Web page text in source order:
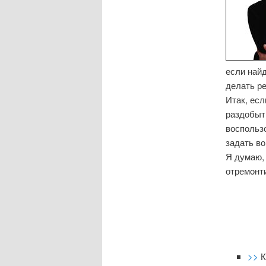
если
делать
Итак,
задать
Я думаю,
>>